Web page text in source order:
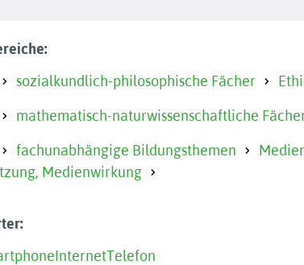
sozialkundlich-philosophische Fächer
mathematisch-naturwissenschaftliche
fachunabhängige Bildungsthemen
Medienwirkung
InternetTelefon